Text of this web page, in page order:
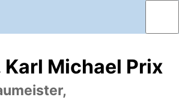
Michael Prix